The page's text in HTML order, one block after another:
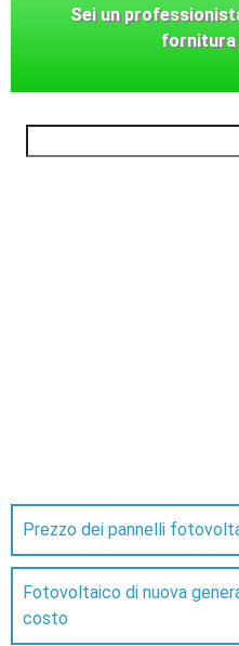
Prezzo dei pannelli
Fotovoltaico di nuova
costo